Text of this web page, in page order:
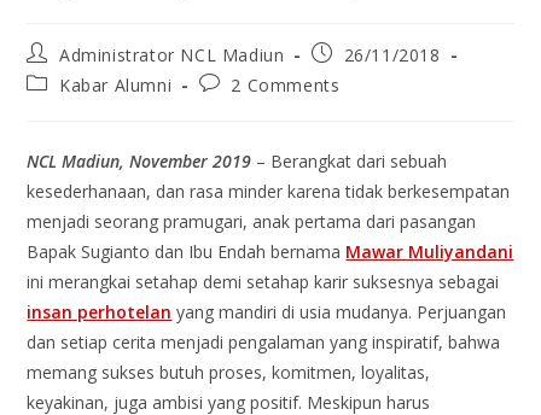
Administrator NCL Madiun
26/11/2018
Kabar Alumni
2 Comments
NCL Madiun, November 2019 – Berangkat dari sebuah
kesederhanaan, dan rasa minder karena tidak berkesempatan
menjadi seorang pramugari, anak pertama dari pasangan
Bapak Sugianto dan Ibu Endah bernama Mawar Muliyandani
ini merangkai setahap demi setahap karir suksesnya sebagai
insan perhotelan yang mandiri di usia mudanya. Perjuangan
dan setiap cerita menjadi pengalaman yang inspiratif, bahwa
memang sukses butuh proses, komitmen, loyalitas,
keyakinan, juga ambisi yang positif. Meskipun harus